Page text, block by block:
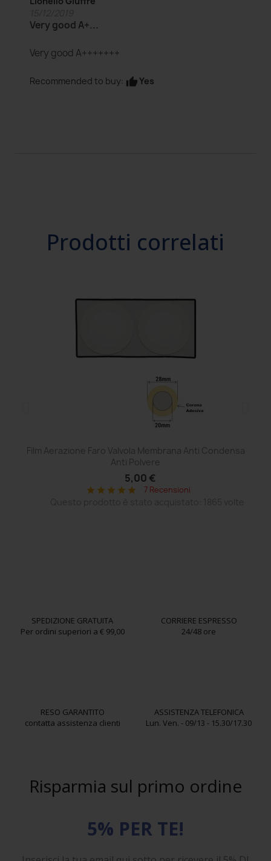
Very good A+...
Very good A+++++++
Recommended to buy: thumb_upYes
Prodotti correlati
Film Aerazione Faro Valvola Membrana Anti Condensa
Anti Polvere
5,00 €
star star star star star 7 Recensioni
SPEDIZIONE GRATUITA
Per ordini superiori a € 99,00
CORRIERE ESPRESSO
24/48 ore
RESO GARANTITO
contatta assistenza clienti
ASSISTENZA TELEFONICA
Lun. Ven. - 09/13 - 15.30/17.30
Risparmia sul primo ordine
5% PER TE!